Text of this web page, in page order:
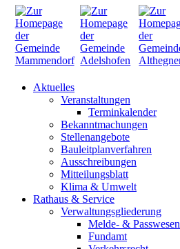
Aktuelles
Veranstaltungen
Terminkalender
Bekanntmachungen
Stellenangebote
Bauleitplanverfahren
Ausschreibungen
Mitteilungsblatt
Klima & Umwelt
Rathaus & Service
Verwaltungsgliederung
Melde- & Passwesen
Fundamt